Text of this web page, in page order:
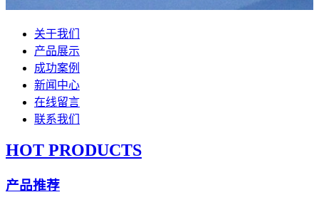
关于我们
产品展示
成功案例
新闻中心
在线留言
联系我们
HOT PRODUCTS
产品推荐